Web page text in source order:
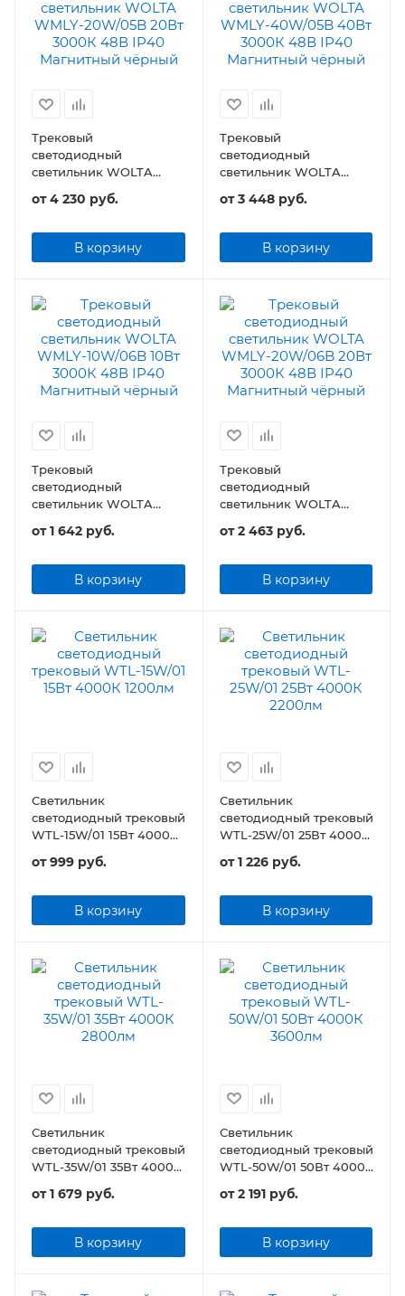
Трековый
светодиодный
светильник WOLTA
48В IP40 Магнитный
от4 230 руб.
В корзину
Трековый
светодиодный
светильник WOLTA
48В IP40 Магнитный
от3 448 руб.
В корзину
Трековый
светодиодный
светильник WOLTA
48В IP40 Магнитный
от1 642 руб.
В корзину
Трековый
светодиодный
светильник WOLTA
48В IP40 Магнитный
от2 463 руб.
В корзину
Светильник
светодиодный трековый
WTL-15W/01 15Вт 4000К
от999 руб.
В корзину
Светильник
светодиодный трековый
WTL-25W/01 25Вт 4000К
от1 226 руб.
В корзину
Светильник
светодиодный трековый
WTL-35W/01 35Вт 4000К
от1 679 руб.
В корзину
Светильник
светодиодный трековый
WTL-50W/01 50Вт 4000К
от2 191 руб.
В корзину